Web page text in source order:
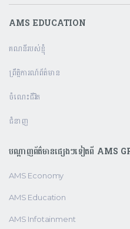
[ads-global layout_id=6
កម្មវិធីពិសេសរបស់ AMS
AMS EDUCATION
គណនី​របស់ខ្ញុំ
ព្រឹត្តិការណ៍ព័ត៌មាន
ចំណេះជីវិត
ជំនាញ
បណ្តាញព័ត៌មានផ្សេងៗទៀតពី AMS
AMS Economy
AMS Education
AMS Infotainment